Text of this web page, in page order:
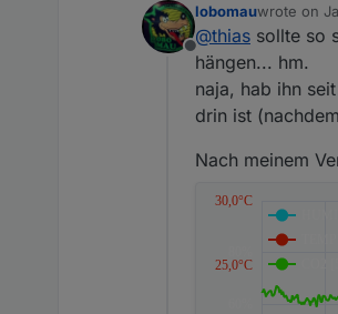
Thias
Die
Was
dann
Dann
Danke
Offline
lobomauwrote on
last edited
@thias sollte so
hängen... hm.
naja, hab ihn
drin ist
Nach meinem